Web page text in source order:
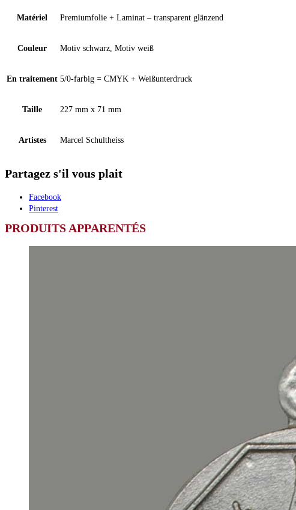
Matériel Premiumfolie + Laminat – transparent glänzend
Couleur Motiv schwarz, Motiv weiß
En traitement 5/0-farbig = CMYK + Weißunterdruck
Taille 227 mm x 71 mm
Artistes Marcel Schultheiss
Partagez s'il vous plait
Facebook
Pinterest
PRODUITS APPARENTÉS